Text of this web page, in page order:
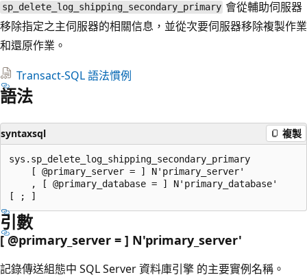
sp_delete_log_shipping_secondary_primary 會從輔助伺服器
移除指定之主伺服器的相關信息，並從次要伺服器移除複製作業
和還原作業。
Transact-SQL 語法慣例
語法
syntaxsql 複製
sys.sp_delete_log_shipping_secondary_primary
    [ @primary_server = ] N'primary_server'
    , [ @primary_database = ] N'primary_database'
引數
[ @primary_server = ] N'primary_server'
記錄傳送組態中 SQL Server 資料庫引擎 的主要實例名稱。